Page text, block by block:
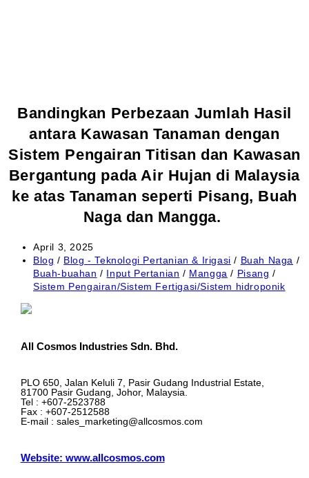
Bandingkan Perbezaan Jumlah Hasil
antara Kawasan Tanaman dengan
Sistem Pengairan Titisan dan Kawasan
Bergantung pada Air Hujan di Malaysia
ke atas Tanaman seperti Pisang, Buah
Naga dan Mangga.
April 3, 2025
Blog / Blog - Teknologi Pertanian & Irigasi / Buah Naga /
Buah-buahan / Input Pertanian / Mangga / Pisang /
Sistem Pengairan/Sistem Fertigasi/Sistem hidroponik
All Cosmos Industries Sdn. Bhd.
PLO 650, Jalan Keluli 7, Pasir Gudang Industrial Estate,
81700 Pasir Gudang, Johor, Malaysia.
Tel : +607-2523788
Fax : +607-2512588
E-mail : sales_marketing@allcosmos.com
Website: www.allcosmos.com